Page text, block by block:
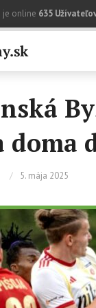
je online 635
doma
/ 5. mája 2025